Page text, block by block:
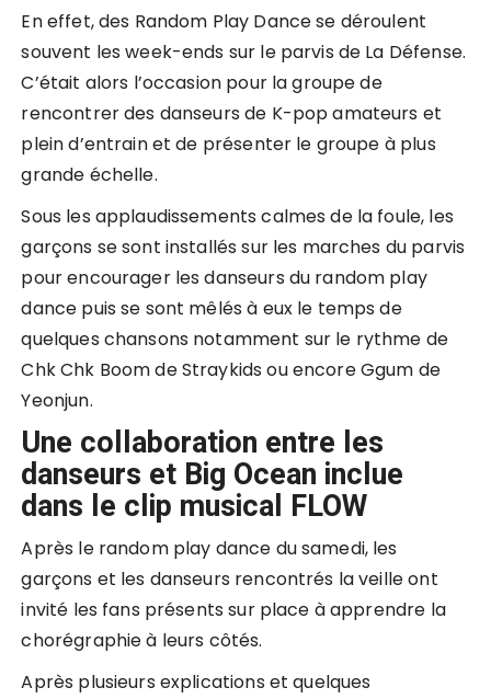
En effet, des Random Play Dance se déroulent
souvent les week-ends sur le parvis de La Défense.
C’était alors l’occasion pour la groupe de
rencontrer des danseurs de K-pop amateurs et
plein d’entrain et de présenter le groupe à plus
grande échelle.
Sous les applaudissements calmes de la foule, les
garçons se sont installés sur les marches du parvis
pour encourager les danseurs du random play
dance puis se sont mêlés à eux le temps de
quelques chansons notamment sur le rythme de
Chk Chk Boom de Straykids ou encore Ggum de
Yeonjun.
Une collaboration entre les
danseurs et Big Ocean inclue
dans le clip musical FLOW
Après le random play dance du samedi, les
garçons et les danseurs rencontrés la veille ont
invité les fans présents sur place à apprendre la
chorégraphie à leurs côtés.
Après plusieurs explications et quelques